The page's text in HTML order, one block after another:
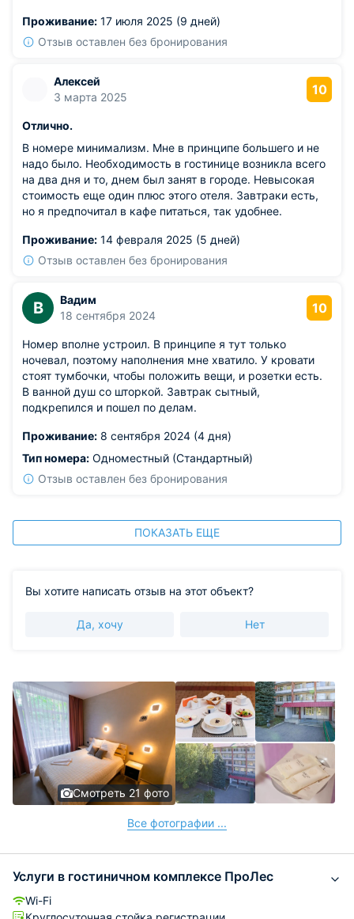
Проживание: 17 июля 2025 (9 дней)
Отзыв оставлен без бронирования
Алексей
3 марта 2025
10
Отлично.
В номере минимализм. Мне в принципе большего и не
надо было. Необходимость в гостинице возникла всего
на два дня и то, днем был занят в городе. Невысокая
стоимость еще один плюс этого отеля. Завтраки есть,
но я предпочитал в кафе питаться, так удобнее.
Проживание: 14 февраля 2025 (5 дней)
Отзыв оставлен без бронирования
В
Вадим
18 сентября 2024
10
Номер вполне устроил. В принципе я тут только
ночевал, поэтому наполнения мне хватило. У кровати
стоят тумбочки, чтобы положить вещи, и розетки есть.
В ванной душ со шторкой. Завтрак сытный,
подкрепился и пошел по делам.
Проживание: 8 сентября 2024 (4 дня)
Тип номера: Одноместный (Стандартный)
Отзыв оставлен без бронирования
ПОКАЗАТЬ ЕЩЕ
Вы хотите написать отзыв на этот объект?
Да, хочу Нет
Смотреть 21 фото
Все фотографии ...
Услуги в гостиничном комплексе ПроЛес
Wi-Fi